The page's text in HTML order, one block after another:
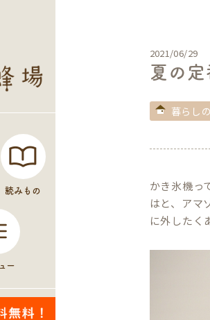
読みもの
ー
2021/06/29
夏の定
暮らし
かき氷機っ
はと、アマ
に外したく